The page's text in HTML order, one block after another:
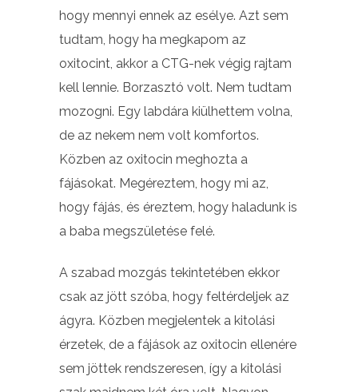
hogy mennyi ennek az esélye. Azt sem
tudtam, hogy ha megkapom az
oxitocint, akkor a CTG-nek végig rajtam
kell lennie. Borzasztó volt. Nem tudtam
mozogni. Egy labdára kiülhettem volna,
de az nekem nem volt komfortos.
Közben az oxitocin meghozta a
fájásokat. Megéreztem, hogy mi az,
hogy fájás, és éreztem, hogy haladunk is
a baba megszületése felé.
A szabad mozgás tekintetében ekkor
csak az jött szóba, hogy feltérdeljek az
ágyra. Közben megjelentek a kitolási
érzetek, de a fájások az oxitocin ellenére
sem jöttek rendszeresen, így a kitolási